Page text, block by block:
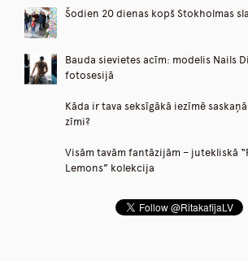
Šodien 20 dienas kopš Stokholmas
Bauda sievietes acīm: modelis Nails
fotosesijā
Kāda ir tava seksīgākā iezīmē
zīmi?
Visām tavām fantāzijām – jutekliskā
Lemons” kolekcija